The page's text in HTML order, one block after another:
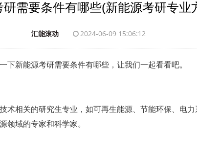
研需要条件有哪些(新能源考研专业
汇能滚动 2024-06-09 15:06:12
下新能源考研需要条件有哪些，让我们一起看看吧。
术相关的研究生专业，如可再生能源、节能环保、电
领域的专家和科学家。